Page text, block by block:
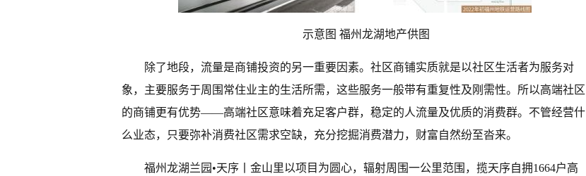
示意图 福州龙湖地产供图
除了地段，流量是商铺投资的另一重要因素。社区商铺实质就是以社区生活者为服务对
象，主要服务于周围常住业主的生活所需，这些服务一般带有重复性及刚需性。所以高端社区
的商铺更有优势——高端社区意味着充足客户群，稳定的人流量及优质的消费群。不管经营什
么业态，只要弥补消费社区需求空缺，充分挖掘消费潜力，财富自然纷至沓来。
福州龙湖兰园•天序丨金山里以项目为圆心，辐射周围一公里范围，揽天序自拥1664户高